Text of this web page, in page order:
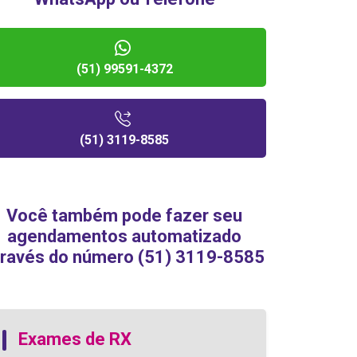
(51) 99591-4372
(51) 3119-8585
Você também pode fazer seu
agendamentos automatizado
do número (51) 3119-8585
Exames de RX